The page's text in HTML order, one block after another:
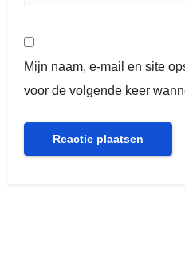
Mijn naam, e-mail en site
voor de volgende keer